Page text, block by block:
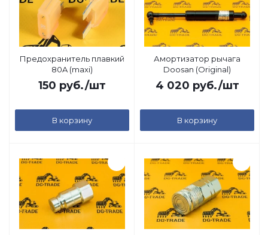
Предохранитель плавкий
80A (maxi)
150 руб./шт
В корзину
Амортизатор рычага
Doosan (Original)
4 020 руб./шт
В корзину